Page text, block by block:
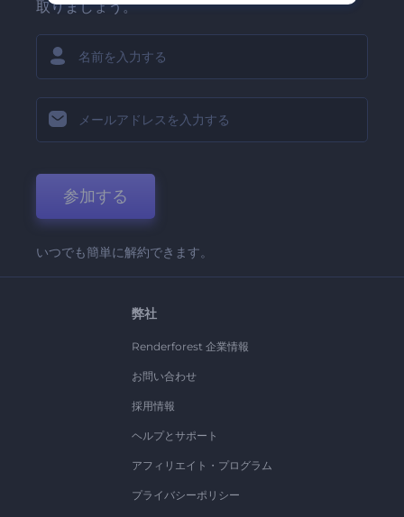
取りましょう。
参加する
いつでも簡単に解約できます。
弊社
Renderforest 企業情報
お問い合わせ
採用情報
ヘルプとサポート
アフィリエイト・プログラム
プライバシーポリシー